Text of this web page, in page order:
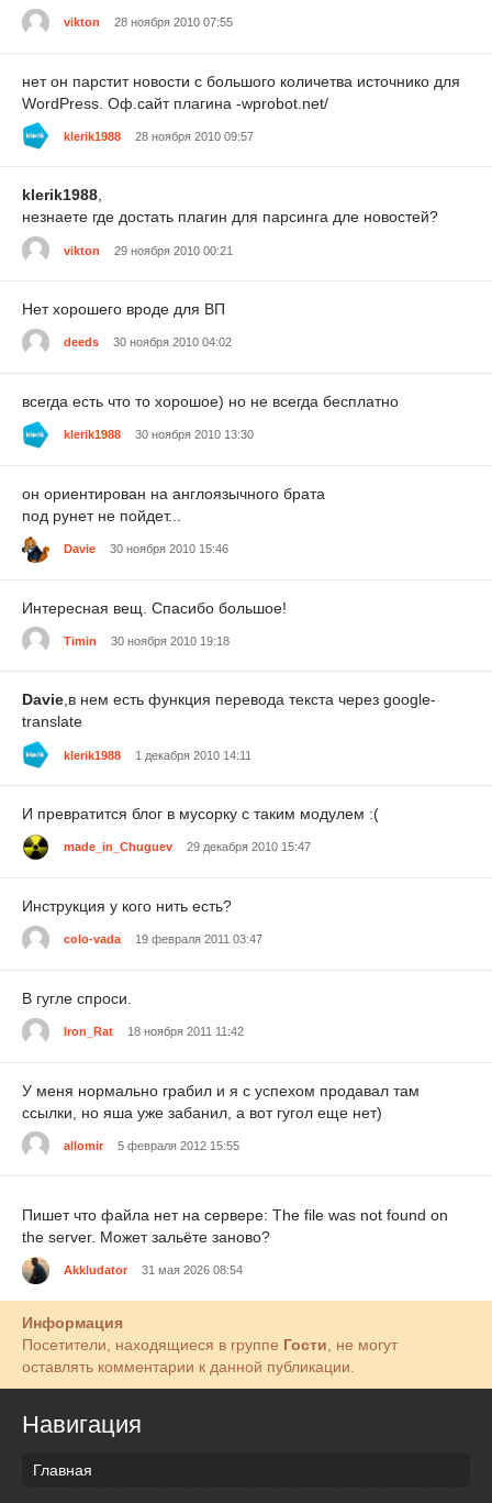
vikton 28 ноября 2010 07:55
нет он парстит новости с большого количетва источнико для
WordPress. Оф.сайт плагина -wprobot.net/
klerik1988 28 ноября 2010 09:57
klerik1988,
незнаете где достать плагин для парсинга дле новостей?
vikton 29 ноября 2010 00:21
Нет хорошего вроде для ВП
deeds 30 ноября 2010 04:02
всегда есть что то хорошое) но не всегда бесплатно
klerik1988 30 ноября 2010 13:30
он ориентирован на англоязычного брата
под рунет не пойдет...
Davie 30 ноября 2010 15:46
Интересная вещ. Спасибо большое!
Timin 30 ноября 2010 19:18
Davie,в нем есть функция перевода текста через google-
translate
klerik1988 1 декабря 2010 14:11
И превратится блог в мусорку с таким модулем :(
made_in_Chuguev 29 декабря 2010 15:47
Инструкция у кого нить есть?
colo-vada 19 февраля 2011 03:47
В гугле спроси.
Iron_Rat 18 ноября 2011 11:42
У меня нормально грабил и я с успехом продавал там
ссылки, но яша уже забанил, а вот гугол еще нет)
allomir 5 февраля 2012 15:55
Пишет что файла нет на сервере: The file was not found on
the server. Может зальёте заново?
Akkludator 31 мая 2026 08:54
Информация
Посетители, находящиеся в группе Гости , не могут
оставлять комментарии к данной публикации.
Навигация
Главная